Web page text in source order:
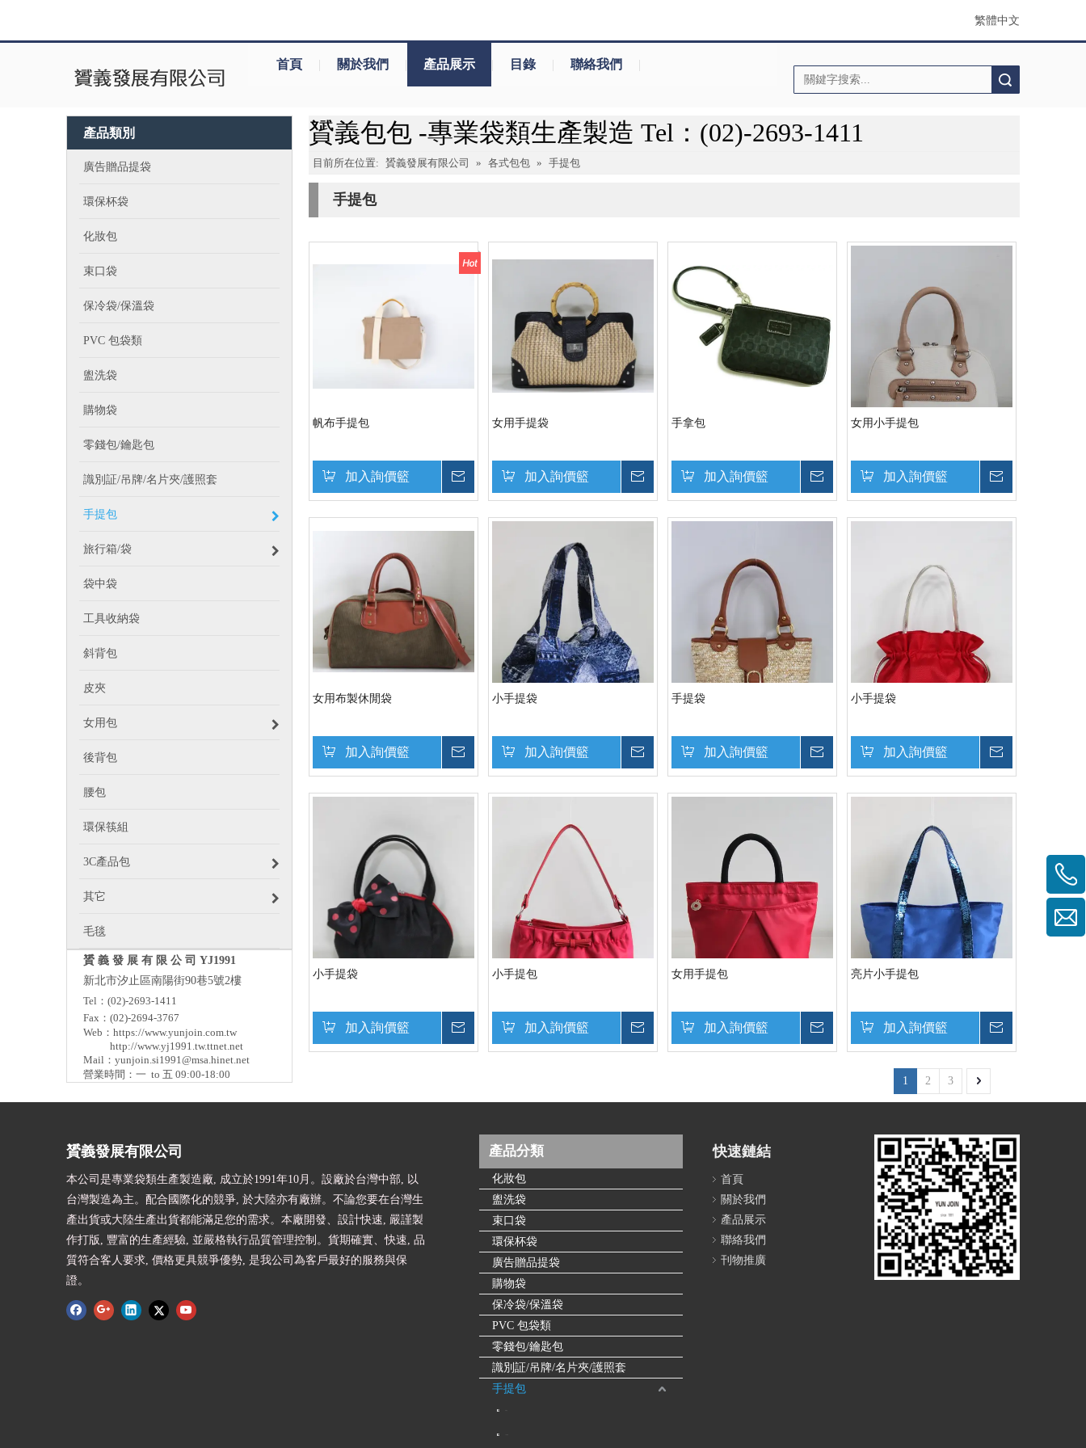
繁體中文
首頁 | 關於我們 | 產品展示 | 目錄 | 聯絡我們 |
產品類別
廣告贈品提袋
環保杯袋
化妝包
束口袋
保冷袋/保溫袋
PVC 包袋類
盥洗袋
購物袋
零錢包/鑰匙包
識別証/吊牌/名片夾/護照套
手提包
旅行箱/袋
袋中袋
工具收納袋
斜背包
皮夾
女用包
後背包
腰包
環保筷組
3C產品包
其它
毛毯
贇 義 發 展 有 限 公 司 YJ1991
新北市汐止區南陽街90巷5號2樓
Tel：(02)-2693-1411
Fax：(02)-2694-3767
Web： https://www.yunjoin.com.tw
http://www.yj1991.tw.ttnet.net
Mail： yunjoin.si1991@msa.hinet.net
營業時間：一 to 五 09:00-18:00
贇義包包 -專業袋類生產製造 Tel：(02)-2693-1411
目前所在位置: 贇義發展有限公司 » 各式包包 » 手提包
手提包
帆布手提包
加入詢價籃
女用手提袋
加入詢價籃
手拿包
加入詢價籃
女用小手提包
加入詢價籃
女用布製休閒袋
加入詢價籃
小手提袋
加入詢價籃
手提袋
加入詢價籃
小手提袋
加入詢價籃
小手提袋
加入詢價籃
小手提包
加入詢價籃
女用手提包
加入詢價籃
亮片小手提包
加入詢價籃
1 2 3
»
贇義發展有限公司
本公司是專業袋類生產製造廠, 成立於1991年10月。設廠於台灣中部, 以
台灣製造為主。配合國際化的競爭, 於大陸亦有廠辦。不論您要在台灣生
產出貨或大陸生產出貨都能滿足您的需求。本廠開發、設計快速, 嚴謹製
作打版, 豐富的生產經驗, 並嚴格執行品質管理控制。貨期確實、快速, 品
質符合客人要求, 價格更具競爭優勢, 是我公司為客戶最好的服務與保
證。
產品分類
化妝包
盥洗袋
束口袋
環保杯袋
廣告贈品提袋
購物袋
保冷袋/保溫袋
PVC 包袋類
零錢包/鑰匙包
識別証/吊牌/名片夾/護照套
手提包
快速鏈結
首頁
關於我們
產品展示
聯絡我們
刊物推廣